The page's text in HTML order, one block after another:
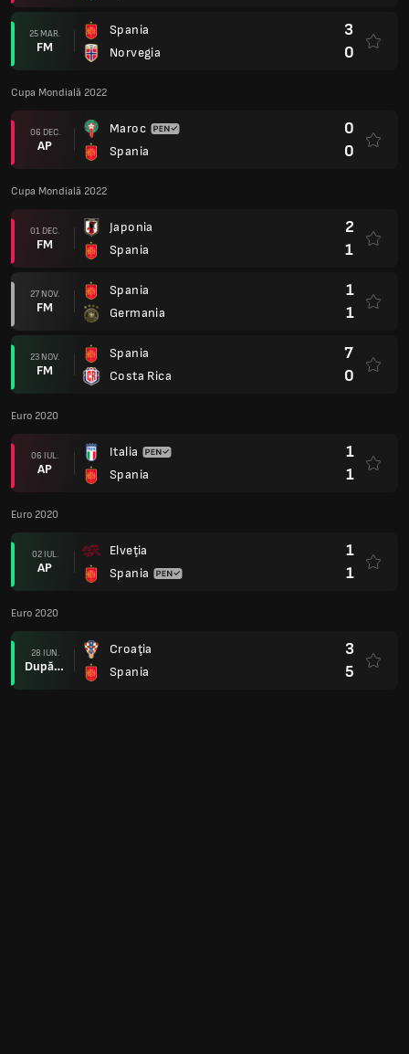
25 MAR.
FM
Spania
Norvegia
3
0
Cupa Mondială 2022
06 DEC.
AP
Maroc
Spania
0
0
Cupa Mondială 2022
01 DEC.
FM
Japonia
Spania
2
1
27 NOV.
FM
Spania
Germania
1
1
23 NOV.
FM
Spania
Costa Rica
7
0
Euro 2020
06 IUL.
AP
Italia
Spania
1
1
Euro 2020
02 IUL.
AP
Elveţia
Spania
1
1
Euro 2020
28 IUN.
După prel.
Croaţia
Spania
3
5